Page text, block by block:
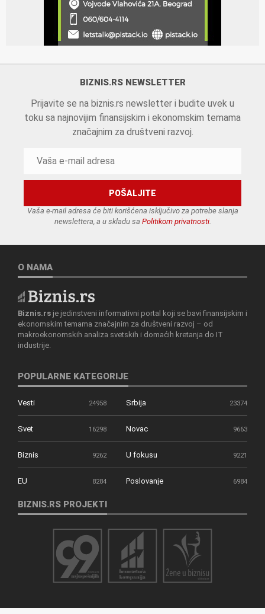
BIZNIS.RS NEWSLETTER
Prijavite se na biznis.rs newsletter i budite uvek u
toku sa najnovijim finansijskim i ekonomskim temama
značajnim za društveni razvoj.
Vaša e-mail adresa će biti korišćena isključivo za potrebe slanja
newslettera, a u skladu sa Politikom privatnosti.
O NAMA
Biznis.rs je jedinstveni informativni portal koji se bavi finansijskim i
ekonomskim temama značajnim za društveni razvoj – od
makroekonomskih analiza svetskih i domaćih kretanja do IT
industrije.
POPULARNE KATEGORIJE
Vesti 24958 Srbija 23374
Svet 16298 Novac 9663
Biznis 9262 U fokusu 9221
EU 8284 Poslovanje 6984
BIZNIS.RS PROJEKTI